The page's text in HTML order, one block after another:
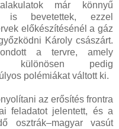
már könnyű
is bevetettek, ezzel
előkészítésénél a gáz
Károly császárt.
a tervre, amely
különösen pedig
polémiákat váltott ki.
az erősítés frontra
feladatot jelentett, és a
osztrák–magyar vasút